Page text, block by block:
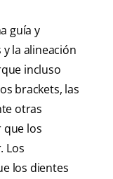
guía y
la alineación
incluso
brackets, las
otras
que los
Los
los dientes